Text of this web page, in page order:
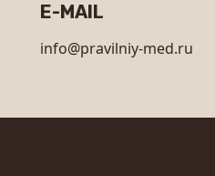
E-MAIL
info@pravilniy-med.ru